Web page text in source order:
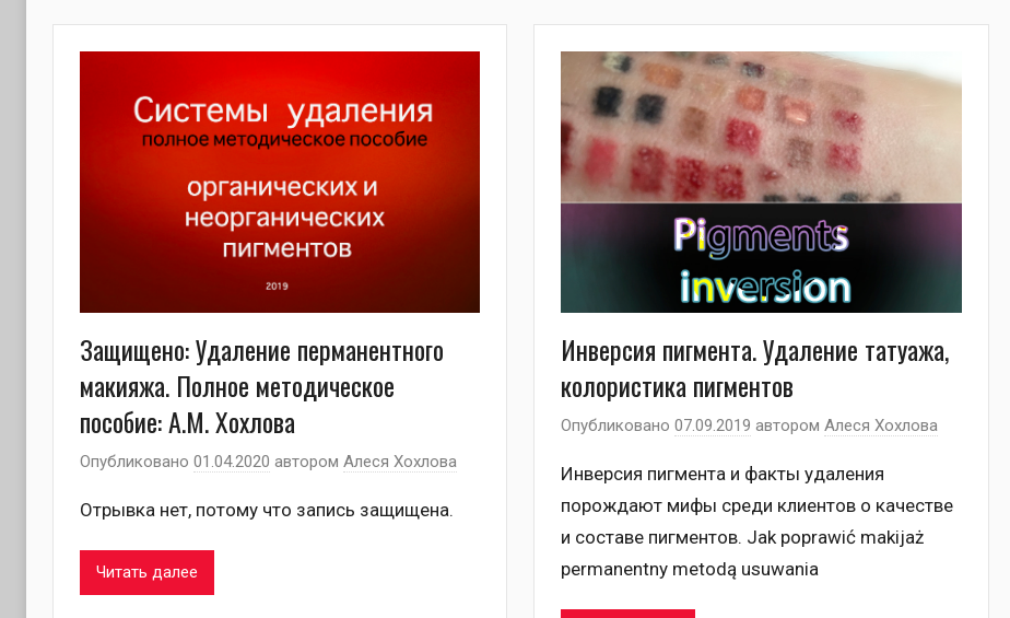
Защищено: Удаление перманентного
макияжа. Полное методическое
пособие: А.М. Хохлова
Опубликовано 01.04.2020 автором Алеся Хохлова
Отрывка нет, потому что запись защищена.
Читать далее
Инверсия пигмента. Удаление татуажа,
колористика пигментов
Опубликовано07.09.2019 авторомАлеся Хохлова
Инверсия пигмента и факты удаления
порождают мифы среди клиентов о качестве
и составе пигментов. Jak poprawić makijaż
permanentny metodą usuwania